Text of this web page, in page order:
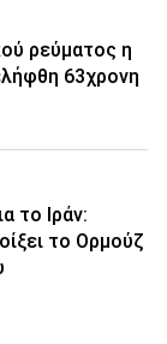
ρεύματος η
63χρονη
το Ιράν:
το Ορμούζ